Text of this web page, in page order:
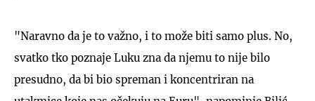
"Naravno da je to važno, i to može biti samo plus. No,
svatko tko poznaje Luku zna da njemu to nije bilo
presudno, da bi bio spreman i koncentriran na